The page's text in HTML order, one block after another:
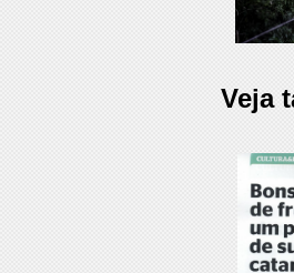
Veja